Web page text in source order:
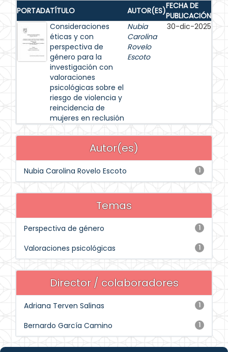
PORTADATÍTULO AUTOR(ES)FECHA DE
PUBLICACIÓN
Consideraciones
éticas y con
perspectiva de
género para la
investigación con
valoraciones
psicológicas sobre el
riesgo de violencia y
reincidencia de
mujeres en reclusión
Nubia
Carolina
Rovelo
Escoto
30-dic-2025
Autor(es)
1
Nubia Carolina Rovelo Escoto
Temas
1
Perspectiva de género
1
Valoraciones psicológicas
Director / colaboradores
1
Adriana Terven Salinas
1
Bernardo García Camino